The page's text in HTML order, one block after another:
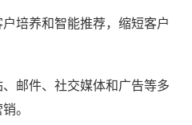
培养和智能推荐，缩短客户
邮件、社交媒体和广告等多
。